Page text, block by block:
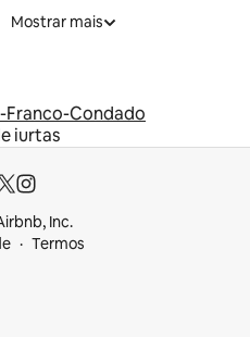
Mostrar mais
Franco-Condado
iurtas
Inc.
Termos